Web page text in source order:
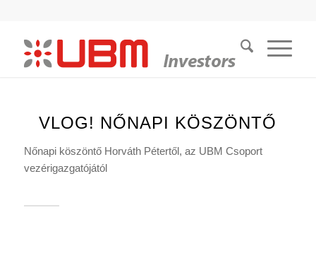
VLOG! NŐNAPI KÖSZÖNTŐ
Nőnapi köszöntő Horváth Pétertől, az UBM Csoport
vezérigazgatójától